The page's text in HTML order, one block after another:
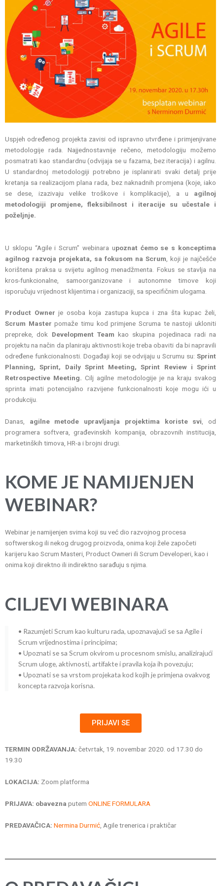
Uspjeh određenog projekta zavisi od ispravno utvrđene i primjenjivane
metodologije rada. Najjednostavnije rečeno, metodologiju možemo
posmatrati kao standardnu (odvijaja se u fazama, bez iteracija) i agilnu.
U standardnoj metodologiji potrebno je isplanirati svaki detalj prije
kretanja sa realizacijom plana rada, bez naknadnih promjena (koje, iako
se dese, izazivaju velike troškove i komplikacije), a u agilnoj
metodologiji promjene, fleksibilnost i iteracije su učestale i
poželjnje.
U sklopu “Agile i Scrum” webinara upoznat ćemo se s konceptima
agilnog razvoja projekata, sa fokusom na Scrum , koji je najčešće
korištena praksa u svijetu agilnog menadžmenta. Fokus se stavlja na
kros-funkcionalne, samoorganizovane i autonomne timove koji
isporučuju vrijednost klijentima i organizaciji, sa specifičnim ulogama.
Product Owner je osoba koja zastupa kupca i zna šta kupac želi,
Scrum Master pomaže timu kod primjene Scruma te nastoji ukloniti
prepreke, dok Development Team kao skupina pojedinaca radi na
projektu na način da planiraju aktivnosti koje treba obaviti da bi napravili
određene funkcionalnosti. Događaji koji se odvijaju u Scrumu su: Sprint
Planning, Sprint, Daily Sprint Meeting, Sprint Review i Sprint
Retrospective Meeting. Cilj agilne metodologije je na kraju svakog
sprinta imati potencijalno razvijene funkcionalnosti koje mogu ići u
produkciju.
Danas, agilne metode upravljanja projektima koriste svi, od
programera softvera, građevinskih kompanija, obrazovnih institucija,
marketinških timova, HR-a i brojni drugi.
KOME JE NAMIJENJEN
WEBINAR?
Webinar je namijenjen svima koji su već dio razvojnog procesa
softwerskog ili nekog drugog proizvoda, onima koji žele započeti
karijeru kao Scrum Masteri, Product Owneri ili Scrum Developeri, kao i
onima koji direktno ili indirektno sarađuju s njima.
CILJEVI WEBINARA
• Razumjeti Scrum kao kulturu rada, upoznavajući se sa Agile i
Scrum vrijednostima i principima;
• Upoznati se sa Scrum okvirom u procesnom smislu, analizirajući
Scrum uloge, aktivnosti, artifakte i pravila koja ih povezuju;
• Upoznati se sa vrstom projekata kod kojih je primjena ovakvog
koncepta razvoja korisna.
PRIJAVI SE
TERMIN ODRŽAVANJA: četvrtak, 19. novembar 2020. od 17.30 do
19.30
LOKACIJA: Zoom platforma
PRIJAVA: obavezna putem ONLINE FORMULARA
PREDAVAČICA: Nermina Durmić , Agile trenerica i praktičar